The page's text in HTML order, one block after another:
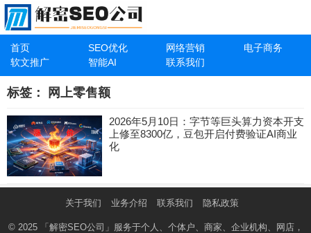
首页 SEO优化 网络营销
电子商务
软文推广
智能AI 联系我们
标签： 网上零售额
2026年5月10日：字节等巨头算力资本开支
上修至8300亿，豆包开启付费验证AI商业
化
关于我们 业务介绍 联系我们 隐私政策
© 2025 「解密SEO公司」 服务于个人、个体户、商家、企业机构、网店，